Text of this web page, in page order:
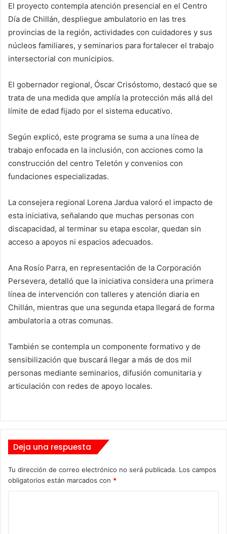
El proyecto contempla atención presencial en el Centro
Día de Chillán, despliegue ambulatorio en las tres
provincias de la región, actividades con cuidadores y sus
núcleos familiares, y seminarios para fortalecer el trabajo
intersectorial con municipios.
El gobernador regional, Óscar Crisóstomo, destacó que se
trata de una medida que amplía la protección más allá del
límite de edad fijado por el sistema educativo.
Según explicó, este programa se suma a una línea de
trabajo enfocada en la inclusión, con acciones como la
construcción del centro Teletón y convenios con
fundaciones especializadas.
La consejera regional Lorena Jardua valoró el impacto de
esta iniciativa, señalando que muchas personas con
discapacidad, al terminar su etapa escolar, quedan sin
acceso a apoyos ni espacios adecuados.
Ana Rosío Parra, en representación de la Corporación
Persevera, detalló que la iniciativa considera una primera
línea de intervención con talleres y atención diaria en
Chillán, mientras que una segunda etapa llegará de forma
ambulatoria a otras comunas.
También se contempla un componente formativo y de
sensibilización que buscará llegar a más de dos mil
personas mediante seminarios, difusión comunitaria y
articulación con redes de apoyo locales.
Deja una respuesta
Tu dirección de correo electrónico no será publicada. Los campos
obligatorios están marcados con *